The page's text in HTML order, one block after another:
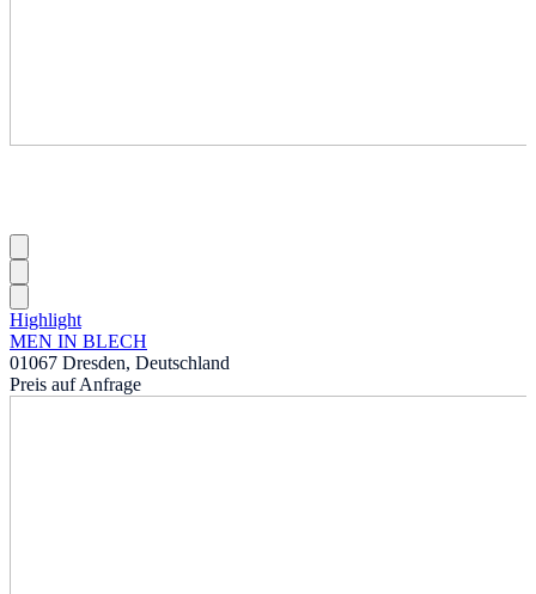
Highlight
MEN IN BLECH
01067 Dresden, Deutschland
Preis auf Anfrage